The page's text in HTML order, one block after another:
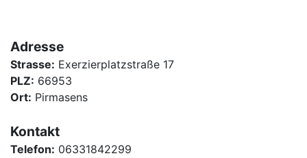
Adresse
Strasse: Exerzierplatzstraße 17
PLZ: 66953
Ort: Pirmasens
Kontakt
Telefon: 06331842299